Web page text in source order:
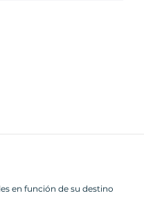
en función de su destino